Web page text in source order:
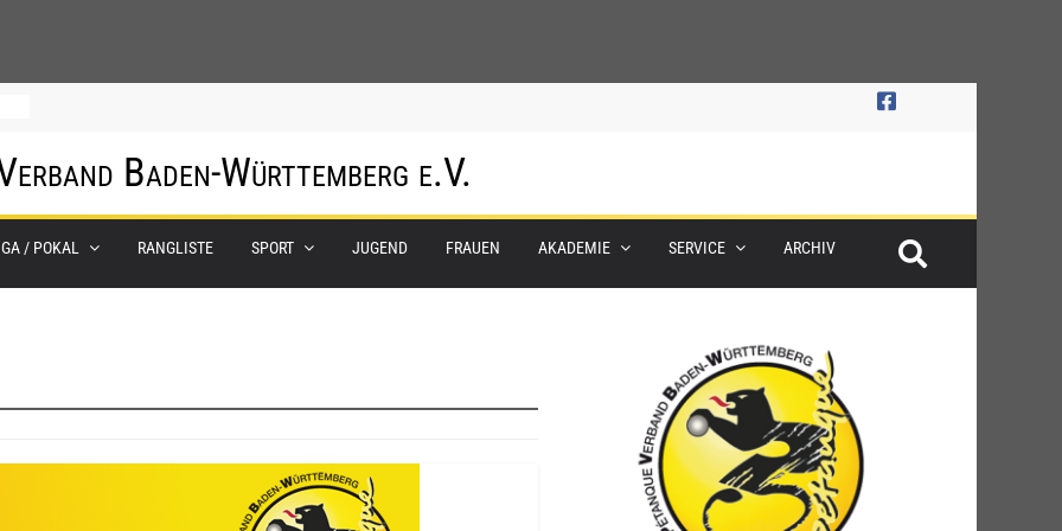
Baden-Württemberg e.V.
/ POKAL RANGLISTE SPORT JUGEND FRAUEN AKADEMIE SERVICE ARCHIV